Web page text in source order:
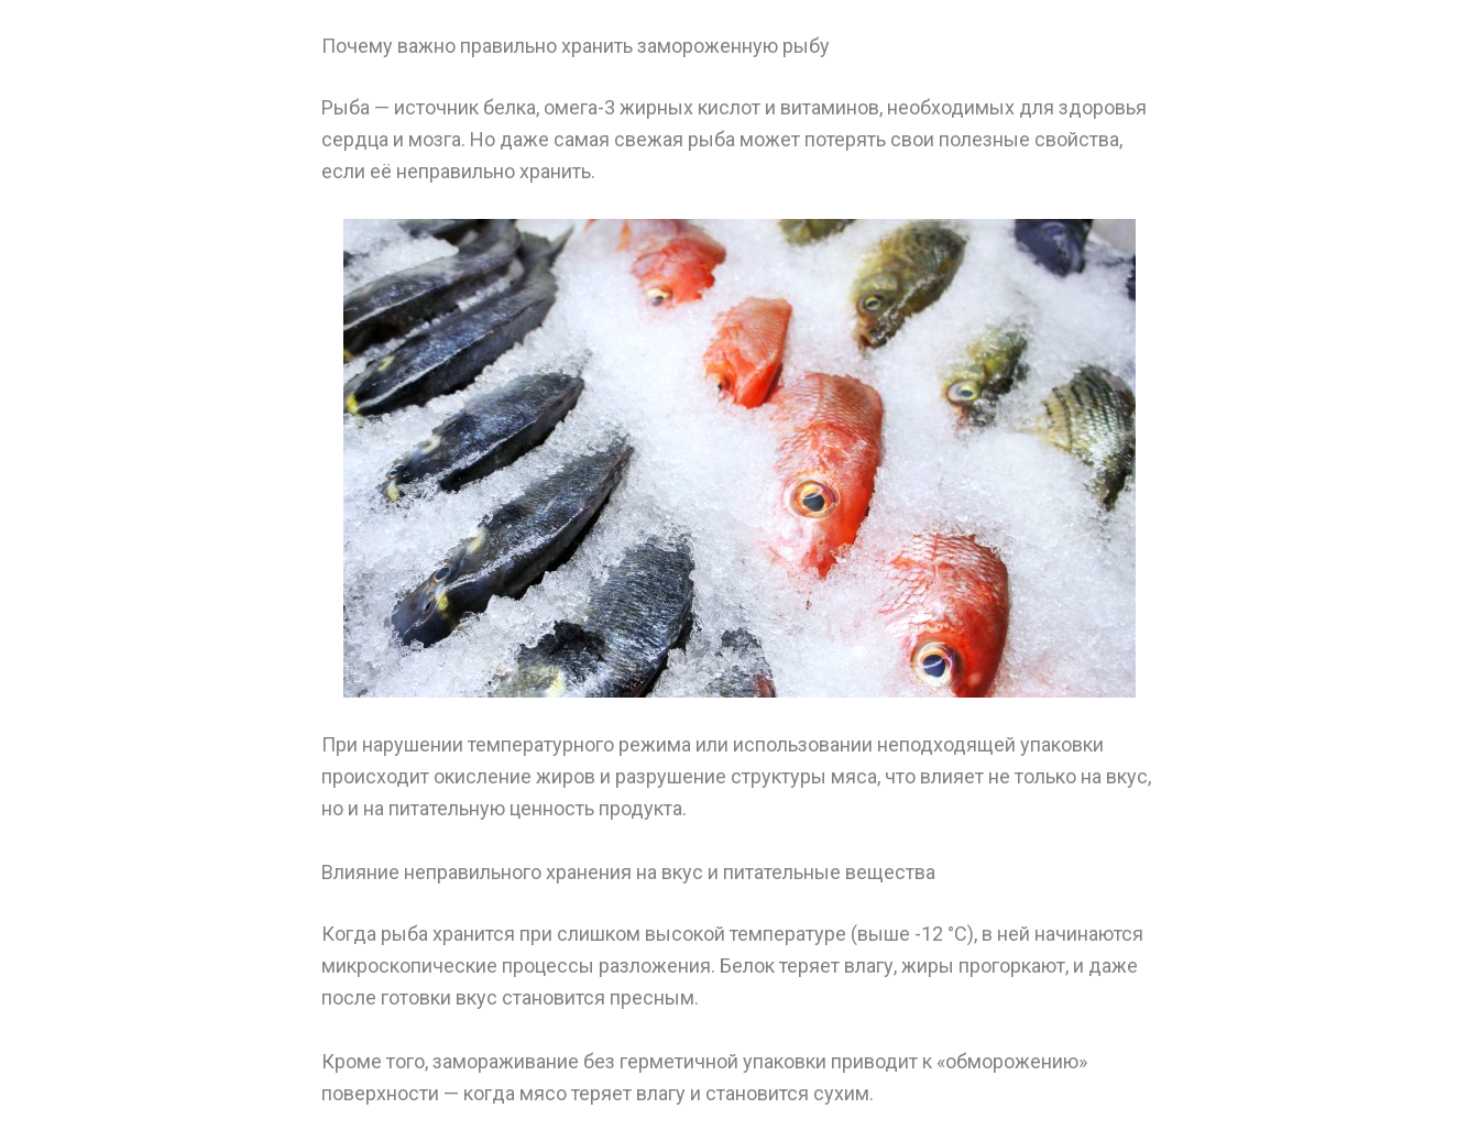
Почему важно правильно хранить замороженную рыбу
Рыба — источник белка, омега-3 жирных кислот и витаминов, необходимых для здоровья
сердца и мозга. Но даже самая свежая рыба может потерять свои полезные свойства,
если её неправильно хранить.
При нарушении температурного режима или использовании неподходящей упаковки
происходит окисление жиров и разрушение структуры мяса, что влияет не только на вкус,
но и на питательную ценность продукта.
Влияние неправильного хранения на вкус и питательные вещества
Когда рыба хранится при слишком высокой температуре (выше -12 °C), в ней начинаются
микроскопические процессы разложения. Белок теряет влагу, жиры прогоркают, и даже
после готовки вкус становится пресным.
Кроме того, замораживание без герметичной упаковки приводит к «обморожению»
поверхности — когда мясо теряет влагу и становится сухим.